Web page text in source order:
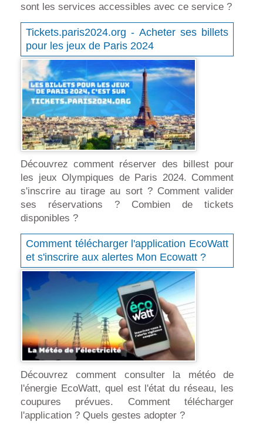
sont les services accessibles avec ce service ?
Tickets.paris2024.org - Acheter ses billets
pour les jeux de Paris 2024
Découvrez comment réserver des billest pour
les jeux Olympiques de Paris 2024. Comment
s'inscrire au tirage au sort ? Comment valider
ses réservations ? Combien de tickets
disponibles ?
Comment télécharger l'application EcoWatt
et s'inscrire aux alertes Mon Ecowatt ?
Découvrez comment consulter la météo de
l'énergie EcoWatt, quel est l'état du réseau, les
coupures prévues. Comment télécharger
l'application ? Quels gestes adopter ?